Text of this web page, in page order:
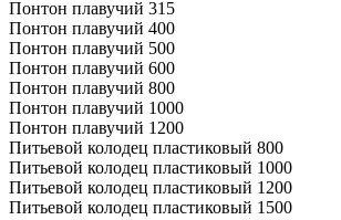
Понтон плавучий 315
Понтон плавучий 400
Понтон плавучий 500
Понтон плавучий 600
Понтон плавучий 800
Понтон плавучий 1000
Понтон плавучий 1200
Питьевой колодец пластиковый 800
Питьевой колодец пластиковый 1000
Питьевой колодец пластиковый 1200
Питьевой колодец пластиковый 1500